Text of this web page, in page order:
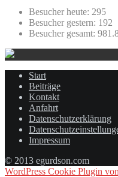
Besucher heute: 295
Besucher gestern: 192
Besucher gesamt:
Start
Beiträge
Kontakt
Anfahrt
Datenschutzerklärung
Impressum
© 2013 egurdson.com
WordPress Cookie Plugin